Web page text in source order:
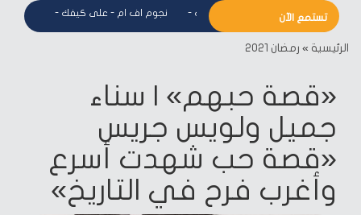
تستمع الآن - نجوم اف ام - على كيفك - نجوم اف ام - على كيفك نجوم
الرئيسية » رمضان 2021
«قصة حبهم» | سناء
جميل ولويس جريس
«قصة حب شهدت أسرع
وأغرب فرح في التاريخ»